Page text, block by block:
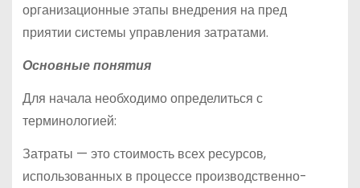
организационные этапы внедрения на пред
приятии системы управления затратами.
Основные понятия
Для начала необходимо определиться с
терминологией:
Затраты — это стоимость всех ресурсов,
использованных в процессе производственно-